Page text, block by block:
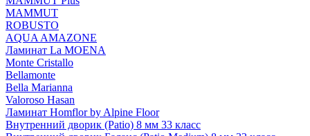
MAMMUT
ROBUSTO
AQUA AMAZONE
Ламинат La MOENA
Monte Cristallo
Bellamonte
Bella Marianna
Valoroso Hasan
Ламинат Homflor by Alpine Floor
Внутренний дворик (Patio) 8 мм 33 класс